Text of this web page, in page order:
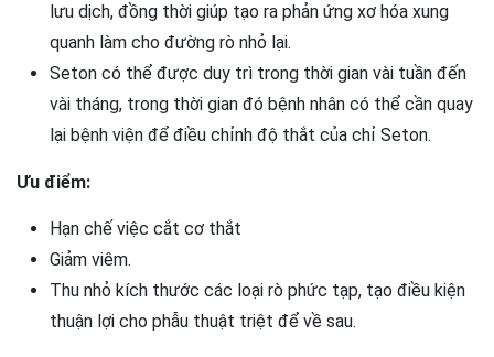
lưu dịch, đồng thời giúp tạo ra phản ứng xơ hóa xung
quanh làm cho đường rò nhỏ lại.
Seton có thể được duy trì trong thời gian vài tuần đến
vài tháng, trong thời gian đó bệnh nhân có thể cần quay
lại bệnh viện để điều chỉnh độ thắt của chỉ Seton.
Ưu điểm:
Hạn chế việc cắt cơ thắt
Giảm viêm.
Thu nhỏ kích thước các loại rò phức tạp, tạo điều kiện
thuận lợi cho phẫu thuật triệt để về sau.